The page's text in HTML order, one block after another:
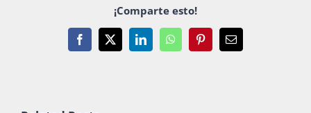
¡Comparte esto!
Facebook
X LinkedInWhatsAppPinterestEmail